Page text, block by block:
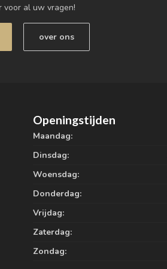
voor al uw vragen!
over ons
Openingstijden
Maandag:
Dinsdag:
Woensdag:
Donderdag:
Vrijdag:
Zaterdag:
Zondag: